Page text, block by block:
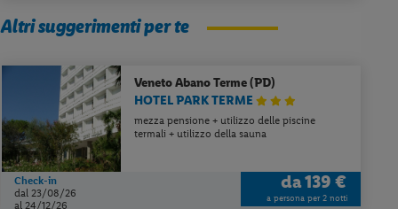
Altri suggerimenti per te
VenetoAbano Terme (PD)
HOTEL PARK TERME
mezza pensione + utilizzo delle piscine
termali + utilizzo della sauna
Check-in
dal 23/08/26
al 24/12/26
da139 €
a persona per 2 notti